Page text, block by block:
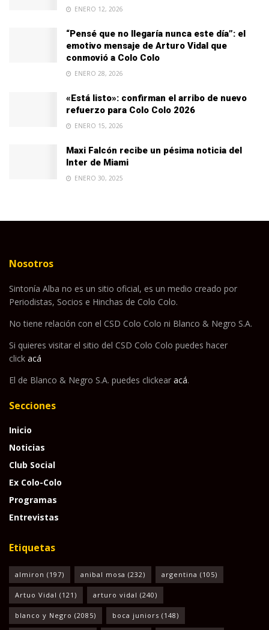
ENERO 12, 2026
“Pensé que no llegaría nunca este día”: el
emotivo mensaje de Arturo Vidal que
conmovió a Colo Colo
ENERO 28, 2026
«Está listo»: confirman el arribo de nuevo
refuerzo para Colo Colo 2026
ENERO 15, 2026
Maxi Falcón recibe un pésima noticia del
Inter de Miami
ENERO 30, 2025
Nosotros
Sintonía Alba no es un sitio oficial, es un medio creado por
Periodistas, Socios e Hinchas de Colo Colo.
No tiene relación con el CSD Colo Colo ni Blanco & Negro S.A.
Si quieres visitar el sitio del CSD Colo Colo puedes hacer
click acá
El de Blanco & Negro S.A. puedes clickear acá.
Secciones
Inicio
Noticias
Club Social
Ex Colo-Colo
Programas
Entrevistas
Etiquetas
almiron (197) anibal mosa (232) argentina (105)
Artuo Vidal (121) arturo vidal (240)
blanco y Negro (2085) boca juniors (148)